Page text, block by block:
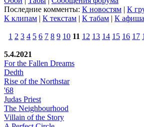
Последние комменты: К новостям | К
К клипам | К текстам | К табам | К
1 2 3 4 5 6 7 8 9 10 11 12 13 14 15 16 17
5.4.2021
For the Fallen Dreams
Dedth
Rise of the Northstar
'68
Judas Priest
The Neighbourhood
Villain of the Story